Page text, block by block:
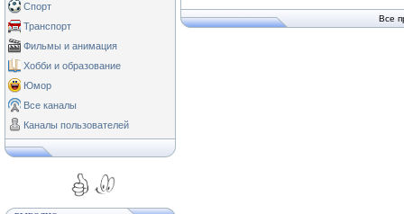
Спорт
Транспорт
Фильмы и анимация
Хобби и образование
Юмор
Все каналы
Каналы пользователей
Все